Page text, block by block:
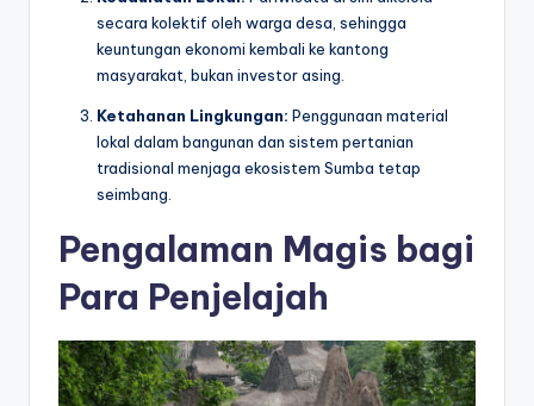
secara kolektif oleh warga desa, sehingga
keuntungan ekonomi kembali ke kantong
masyarakat, bukan investor asing.
Ketahanan Lingkungan: Penggunaan material
lokal dalam bangunan dan sistem pertanian
tradisional menjaga ekosistem Sumba tetap
seimbang.
Pengalaman Magis bagi
Para Penjelajah